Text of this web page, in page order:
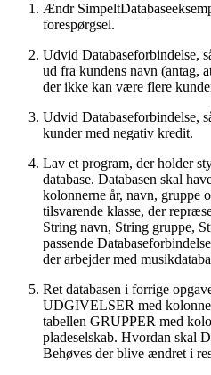
Ændr
forespørgsel.
Udvid Databaseforbindelse,
ud fra kundens navn (antag,
der ikke kan være flere
Udvid Databaseforbindelse,
kunder med negativ kredit.
Lav et program, der holder
database. Databasen skal
kolonnerne år, navn, gruppe
tilsvarende klasse, der
String navn, String gruppe,
passende
der arbejder med
Ret databasen i forrige
UDGIVELSER med
tabellen GRUPPER med
pladeselskab. Hvordan skal
Behøves der blive ændret i